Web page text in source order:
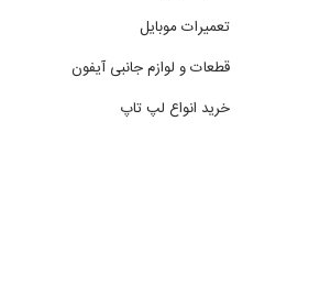
تعمیرات موبایل
قطعات و لوازم جانبی آیفون
خرید انواع لپ تاپ